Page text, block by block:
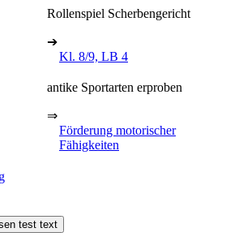
Rollenspiel Scherbengericht
➔
Kl. 8/9, LB 4
antike Sportarten erproben
⇒
Förderung motorischer
Fähigkeiten
test text